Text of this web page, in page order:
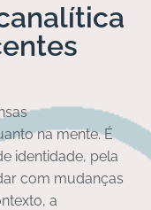
na mente. É
identidade, pela
com mudanças
a